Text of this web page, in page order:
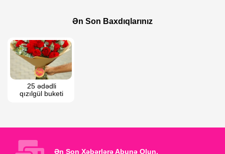
Eustoma buketi 51 Tülpan
Ən Son Baxdıqlarınız
25 ədədli
qızılgül buketi
Ən Son Xəbərlərə Abunə Olun.